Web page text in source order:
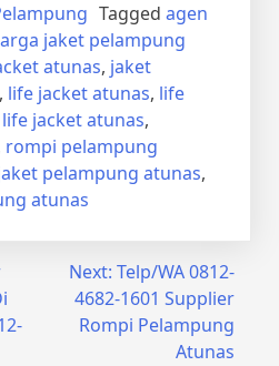
Tagged agen
jaket pelampung
atunas, jaket
, life jacket atunas, life
jacket atunas,
rompi pelampung
pelampung atunas,
atunas
Next: Telp/WA 0812-
4682-1601 Supplier
Rompi Pelampung
Atunas